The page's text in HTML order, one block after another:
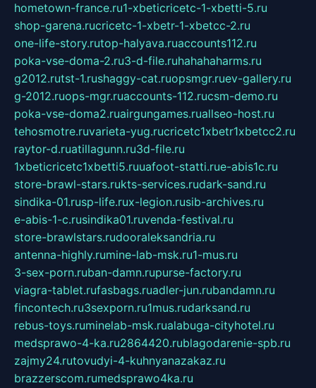
hometown-france.ru1-xbeticricetc-1-xbetti-5.ru
shop-garena.rucricetc-1-xbetr-1-xbetcc-2.ru
one-life-story.rutop-halyava.ruaccounts112.ru
poka-vse-doma-2.ru3-d-file.ruhahahaharms.ru
g2012.rutst-1.rushaggy-cat.ruopsmgr.ruev-gallery.ru
g-2012.ruops-mgr.ruaccounts-112.rucsm-demo.ru
poka-vse-doma2.ruairgungames.ruallseo-host.ru
tehosmotre.ruvarieta-yug.rucricetc1xbetr1xbetcc2.ru
raytor-d.ruatillagunn.ru3d-file.ru
1xbeticricetc1xbetti5.ruuafoot-statti.rue-abis1c.ru
store-brawl-stars.rukts-services.rudark-sand.ru
sindika-01.rusp-life.rux-legion.rusib-archives.ru
e-abis-1-c.rusindika01.ruvenda-festival.ru
store-brawlstars.rudooraleksandria.ru
antenna-highly.rumine-lab-msk.ru1-mus.ru
3-sex-porn.ruban-damn.rupurse-factory.ru
viagra-tablet.rufasbags.ruadler-jun.rubandamn.ru
fincontech.ru3sexporn.ru1mus.rudarksand.ru
rebus-toys.ruminelab-msk.rualabuga-cityhotel.ru
medsprawo-4-ka.ru2864420.rublagodarenie-spb.ru
zajmy24.rutovudyi-4-kuhnyanazakaz.ru
brazzerscom.rumedsprawo4ka.ru